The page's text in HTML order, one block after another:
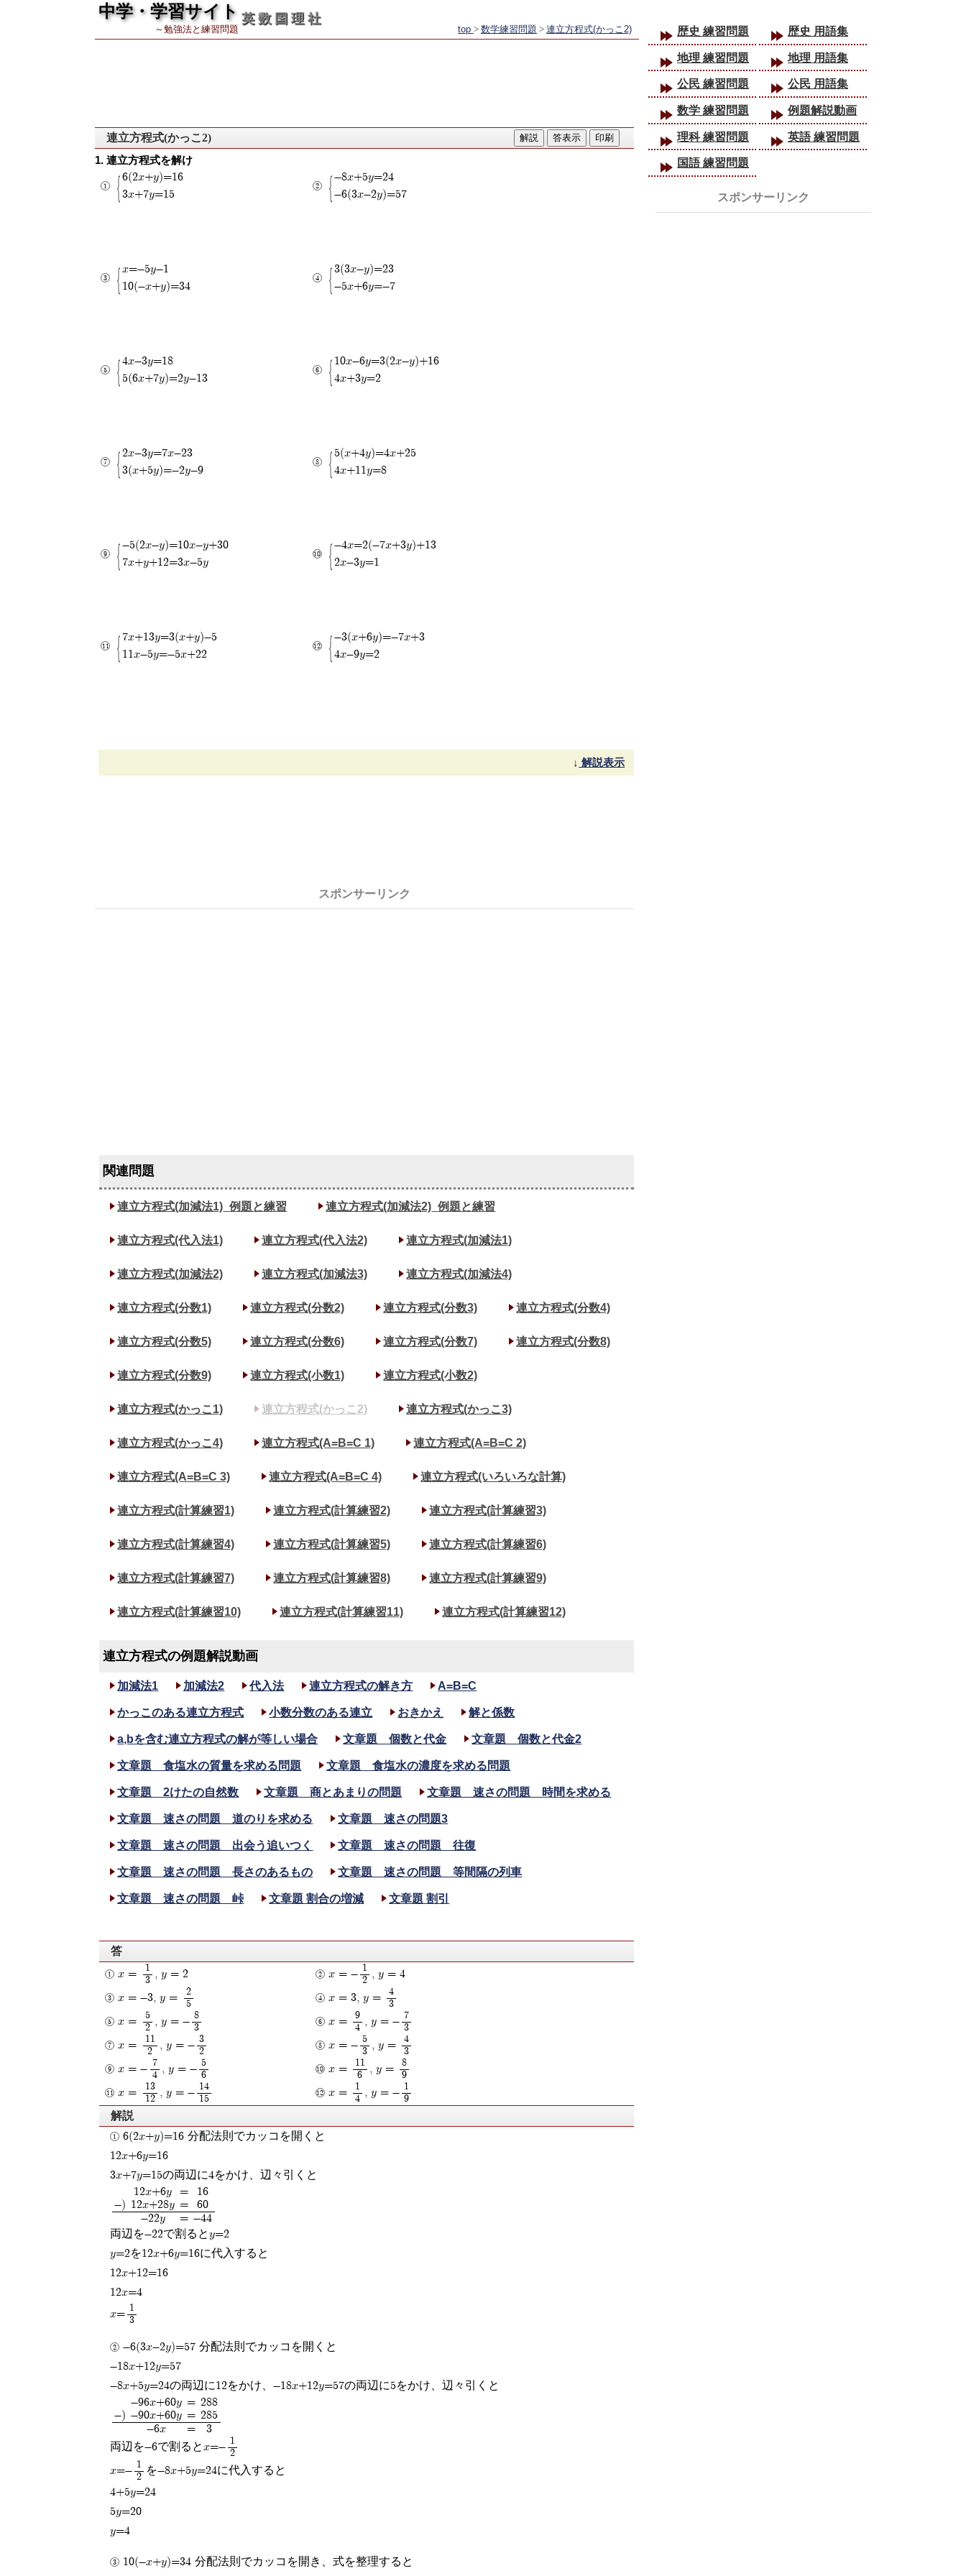
中学・学習サイト
～勉強法と練習問題
英 数 国 理 社
top > 数学練習問題 > 連立方程式(かっこ2) 歴史 練習問題 歴史 用語集
地理 練習問題 地理 用語集
公民 練習問題 公民 用語集
数学 練習問題 例題解説動画
理科 練習問題 英語 練習問題
国語 練習問題
連立方程式(かっこ2)
連立方程式を解け
6(2x+y)=16
3x+7y=15
-8x+5y=24
-6(3x-2y)=57
x=-5y-1
10(-x+y)=34
3(3x-y)=23
-5x+6y=-7
4x-3y=18
5(6x+7y)=2y-13
10x-6y=3(2x-y)+16
4x+3y=2
2x-3y=7x-23
3(x+5y)=-2y-9
5(x+4y)=4x+25
4x+11y=8
-5(2x-y)=10x-y+30
7x+y+12=3x-5y
-4x=2(-7x+3y)+13
2x-3y=1
7x+13y=3(x+y)-5
11x-5y=-5x+22
-3(x+6y)=-7x+3
4x-9y=2
解説表示
連立方程式(加減法1)_例題と練習 連立方程式(加減法2)_例題と練習
連立方程式(代入法1) 連立方程式(代入法2) 連立方程式(加減法1)
連立方程式(加減法2) 連立方程式(加減法3) 連立方程式(加減法4)
連立方程式(分数1) 連立方程式(分数2) 連立方程式(分数3) 連立方程式(分数4)
連立方程式(分数5) 連立方程式(分数6) 連立方程式(分数7) 連立方程式(分数8)
連立方程式(分数9) 連立方程式(小数1) 連立方程式(小数2)
連立方程式(かっこ1) 連立方程式(かっこ2) 連立方程式(かっこ3)
連立方程式(かっこ4) 連立方程式(A=B=C 1) 連立方程式(A=B=C 2)
連立方程式(A=B=C 3) 連立方程式(A=B=C 4) 連立方程式(いろいろな計算)
連立方程式(計算練習1) 連立方程式(計算練習2) 連立方程式(計算練習3)
連立方程式(計算練習4) 連立方程式(計算練習5) 連立方程式(計算練習6)
連立方程式(計算練習7) 連立方程式(計算練習8) 連立方程式(計算練習9)
連立方程式(計算練習10) 連立方程式(計算練習11) 連立方程式(計算練習12)
連立方程式の例題解説動画
加減法1 加減法2 代入法 連立方程式の解き方 A=B=C
かっこのある連立方程式 小数分数のある連立 おきかえ 解と係数
a,bを含む連立方程式の解が等しい場合 文章題 個数と代金 文章題 個数と代金2
文章題 食塩水の質量を求める問題 文章題 食塩水の濃度を求める問題
文章題 2けたの自然数 文章題 商とあまりの問題 文章題 速さの問題 時間を求める
文章題 速さの問題 道のりを求める 文章題 速さの問題3
文章題 速さの問題 出会う追いつく 文章題 速さの問題 往復
文章題 速さの問題 長さのあるもの 文章題 速さの問題 等間隔の列車
文章題 速さの問題 峠 文章題 割合の増減 文章題 割引
答
x =
1
3
, y = 2 x = -
1
2
, y = 4
x = -3, y =
2
5
x = 3, y =
4
3
x =
5
2
, y = -
8
3
x =
9
4
, y = -
7
3
x =
11
2
, y = -
3
2
x = -
5
3
, y =
4
3
x = -
7
4
, y = -
5
6
x =
11
6
, y =
8
9
x =
13
12
, y = -
14
15
x =
1
4
, y = -
1
9
解説
6(2x+y)=16 分配法則でカッコを開くと
12x+6y=16
3x+7y=15の両辺に4をかけ、辺々引くと
12x+6y
=
16
-)
12x+28y =
60
-22y
= -44
両辺を-22で割るとy=2
y=2を12x+6y=16に代入すると
12x+12=16
12x=4
x=
1
3
-6(3x-2y)=57 分配法則でカッコを開くと
-18x+12y=57
-8x+5y=24の両辺に12をかけ、-18x+12y=57の両辺に5をかけ、辺々引くと
-96x+60y = 288
-)
-90x+60y = 285
-6x
=
3
両辺を-6で割るとx=-
1
2
x=-
1
2
を-8x+5y=24に代入すると
4+5y=24
5y=20
y=4
10(-x+y)=34 分配法則でカッコを開き、式を整理すると